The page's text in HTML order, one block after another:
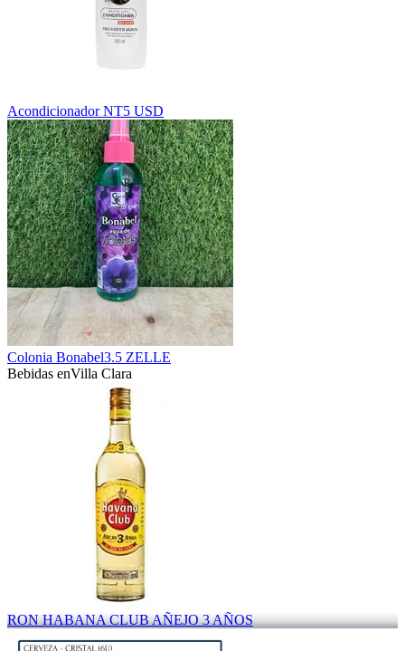
Acondicionador NT5 USD
Colonia Bonabel3.5 ZELLE
Bebidas enVilla Clara
RON HABANA CLUB AÑEJO 3 AÑOS